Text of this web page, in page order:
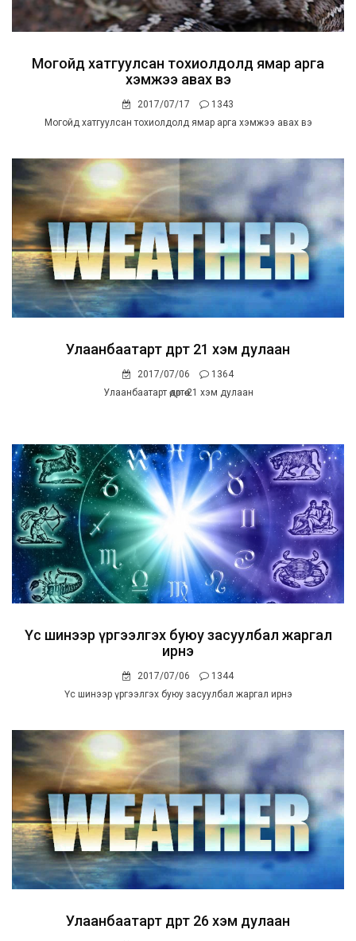
Могойд хатгуулсан тохиолдолд ямар арга
хэмжээ авах вэ
2017/07/17
1343
Могойд хатгуулсан тохиолдолд ямар арга хэмжээ авах вэ
Улаанбаатарт өдөртөө 21 хэм дулаан
2017/07/06
1364
Улаанбаатарт өдөртөө 21 хэм дулаан
Үс шинээр үргээлгэх буюу засуулбал жаргал
ирнэ
2017/07/06
1344
Үс шинээр үргээлгэх буюу засуулбал жаргал ирнэ
Улаанбаатарт өдөртөө 26 хэм дулаан